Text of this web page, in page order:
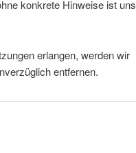
konkrete Hinweise ist uns
erlangen, werden wir
entfernen.